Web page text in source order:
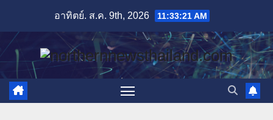
content
อาทิตย์. ส.ค. 9th, 2026 11:33:22 AM